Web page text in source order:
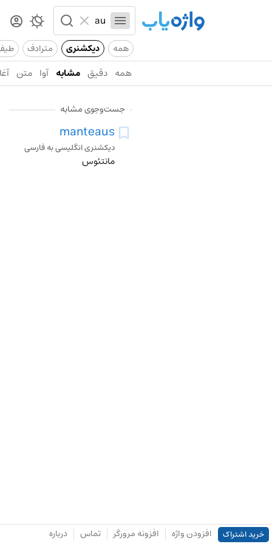
همه دیکشنری مترادف
همه دقیق مشابه آوا متن
جست‌وجوی مشابه
manteaus
دیکشنری انگلیسی به فارسی
مانتئوس
خرید اشتراک افزودن واژه افزونه مرورگر تماس درباره